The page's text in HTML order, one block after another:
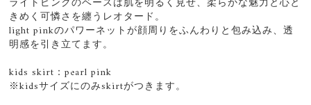
きめく可憐さを纏うレオタード。
light pinkのパワーネットが顔周りをふんわりと包み込み、透
明感を引き立てます。
kids skirt：pearl pink
※kidsサイズにのみskirtがつきます。